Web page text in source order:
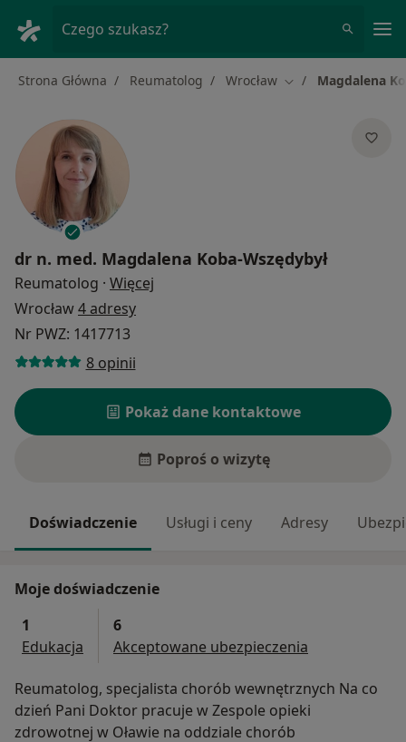
Czego szukasz?
Strona Główna Reumatolog Wrocław Zmień miasto
Magdalena
dr n. med. Magdalena Koba-Wszędybył
Reumatolog · Więcej
Wrocław4 adresy
Nr PWZ: 1417713
8 opinii
Pokaż dane kontaktowe
Poproś o wizytę
Doświadczenie Usługi i ceny Adresy
Moje doświadczenie
1
Edukacja
6
Akceptowane ubezpieczenia
Reumatolog, specjalista chorób wewnętrznych Na co
dzień Pani Doktor pracuje w Zespole opieki
zdrowotnej w Oławie na oddziale chorób